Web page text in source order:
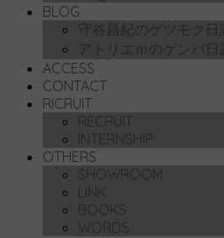
BLOG
守谷昌紀のゲツモク日
アトリエｍのゲンバ日
ACCESS
CONTACT
RICRUIT
RECRUIT
INTERNSHIP
OTHERS
SHOWROOM
LINK
BOOKS
WORDS